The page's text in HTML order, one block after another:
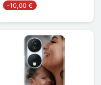
-10,00 €